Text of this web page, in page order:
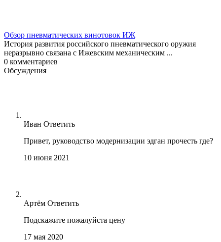
Обзор пневматических винотовок ИЖ
История развития российского пневматического оружия
неразрывно связана с Ижевским механическим ...
0 комментариев
Обсуждения
Иван Ответить
Привет, руководство модернизации эдган прочесть где?
10 июня 2021
Артём Ответить
Подскажите пожалуйста цену
17 мая 2020